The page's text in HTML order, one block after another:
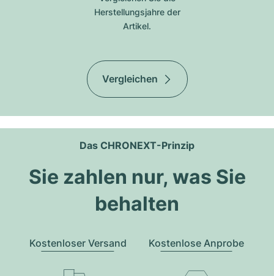
Herstellungsjahre der
Artikel.
Vergleichen
Das CHRONEXT-Prinzip
Sie zahlen nur, was Sie
behalten
Kostenloser Versand Kostenlose Anprobe